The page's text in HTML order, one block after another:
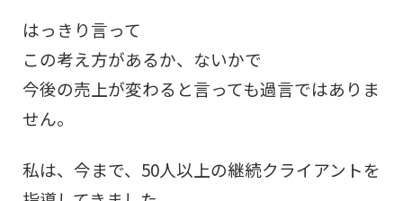
はっきり言って
この考え方があるか、ないかで
今後の売上が変わると言っても過言ではありま
せん。
私は、今まで、50人以上の継続クライアントを